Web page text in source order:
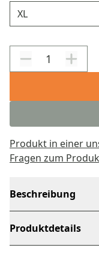
Produkt in einer
Fragen zum
Beschreibung
Produktdetails